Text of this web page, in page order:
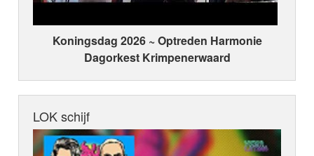
Koningsdag 2026 ~ Optreden Harmonie
Dagorkest Krimpenerwaard
LOK schijf